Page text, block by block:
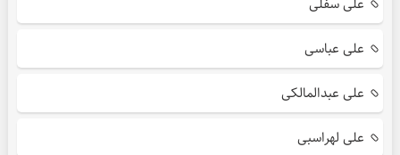
علی سفلی
علی عباسی
علی عبدالمالکی
علی لهراسبی